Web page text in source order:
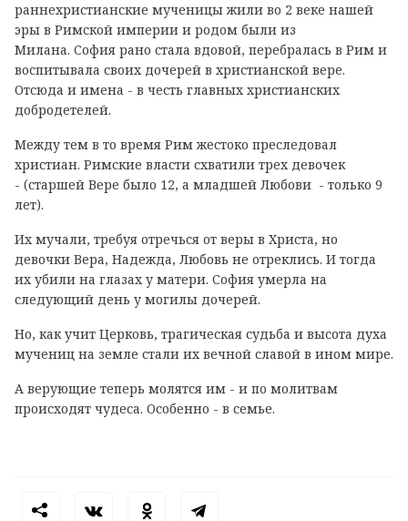
раннехристианские мученицы жили во 2 веке нашей
эры в Римской империи и родом были из
Милана. София рано стала вдовой, перебралась в Рим и
воспитывала своих дочерей в христианской вере.
Отсюда и имена - в честь главных христианских
добродетелей.
Между тем в то время Рим жестоко преследовал
христиан. Римские власти схватили трех девочек
- (старшей Вере было 12, а младшей Любови - только 9
лет).
Их мучали, требуя отречься от веры в Христа, но
девочки Вера, Надежда, Любовь не отреклись. И тогда
их убили на глазах у матери. София умерла на
следующий день у могилы дочерей.
Но, как учит Церковь, трагическая судьба и высота духа
мучениц на земле стали их вечной славой в ином мире.
А верующие теперь молятся им - и по молитвам
происходят чудеса. Особенно - в семье.